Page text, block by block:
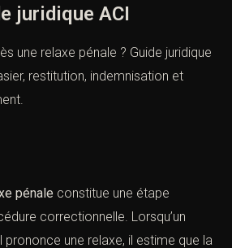
juridique ACI
une relaxe pénale ? Guide
casier, restitution,
après le jugement.
pénale constitue une étape
correctionnelle. Lorsqu’un
une relaxe, il estime que